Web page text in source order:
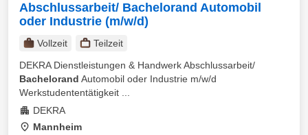
Abschlussarbeit/ Bachelorand Automobil
oder Industrie (m/w/d)
Vollzeit
Teilzeit
DEKRA Dienstleistungen & Handwerk Abschlussarbeit/
Bachelorand Automobil oder Industrie m/w/d
Werkstudententätigkeit ...
DEKRA
Mannheim